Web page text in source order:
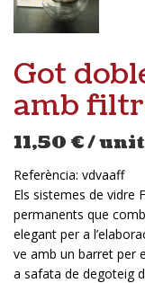
Got
amb
11,50 €/
Referència: vdvaaff
Els sistemes de vidre
permanents que
elegant per a
ve amb un barret per
a safata de degoteig